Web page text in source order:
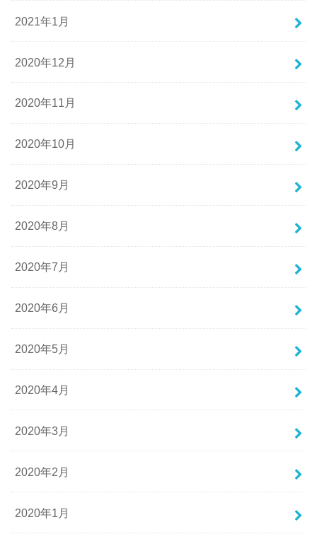
2021年1月
2020年12月
2020年11月
2020年10月
2020年9月
2020年8月
2020年7月
2020年6月
2020年5月
2020年4月
2020年3月
2020年2月
2020年1月